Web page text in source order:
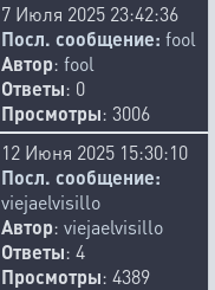
7 Июля 2025 23:42:36
Посл. сообщение: fool
Автор: fool
Ответы: 0
Просмотры: 3006
12 Июня 2025 15:30:10
Посл. сообщение:
viejaelvisillo
Автор: viejaelvisillo
Ответы: 4
Просмотры: 4389